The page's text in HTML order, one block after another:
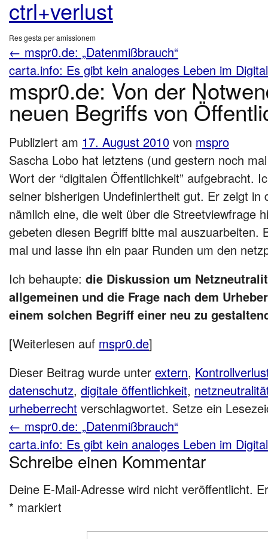
ctrl+verlust
Res gesta per amissionem
← mspr0.de: „Datenmißbrauch“
carta.info: Es gibt kein analoges Leben im
mspr0.de: Von der
neuen Begriffs von
Publiziert am 17. August 2010 von mspro
Sascha Lobo hat letztens (und gestern noch
Wort der “digitalen Öffentlichkeit” aufgebracht.
seiner bisherigen Undefiniertheit gut. Er zeigt in
nämlich eine, die weit über die Streetviewfrage
gebeten diesen Begriff bitte mal auszuarbeiten.
mal und lasse ihn ein paar Runden um den
Ich behaupte: die Diskussion um
allgemeinen und die Frage nach dem
einem solchen Begriff einer neu zu
[Weiterlesen auf mspr0.de]
Dieser Beitrag wurde unter extern,
datenschutz, digitale öffentlichkeit,
urheberrecht verschlagwortet. Setze ein
← mspr0.de: „Datenmißbrauch“
carta.info: Es gibt kein analoges Leben im
Schreibe einen Kommentar
Deine E-Mail-Adresse wird nicht veröffentlicht.
* markiert